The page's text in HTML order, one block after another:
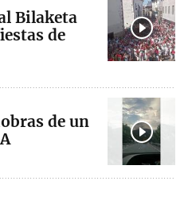
Bilaketa
de
de un